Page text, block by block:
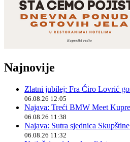
Najnovije
Zlatni jubilej: Fra Ćiro Lovrić
06.08.26 12:05
Najava: Treći BMW Meet
06.08.26 11:38
Najava: Sutra sjednica
06.08.26 11:32